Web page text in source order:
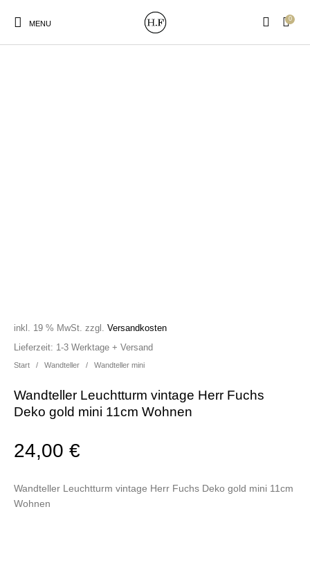
MENU
0
Start / Wandteller / Wandteller mini
Wandteller Leuchtturm vintage Herr Fuchs
Deko gold mini 11cm Wohnen
24,00€
inkl. 19 % MwSt. zzgl.Versandkosten
Wandteller Leuchtturm vintage Herr Fuchs Deko gold mini 11cm
Wohnen
Lieferzeit: 1-3 Werktage + Versand